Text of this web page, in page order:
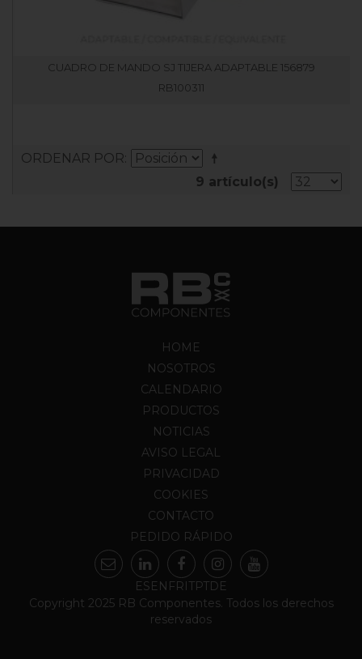
CUADRO DE MANDO SJ TIJERA ADAPTABLE 156879
RB100311
ORDENAR POR
9 artículo(s)
HOME
NOSOTROS
CALENDARIO
PRODUCTOS
NOTICIAS
AVISO LEGAL
PRIVACIDAD
COOKIES
CONTACTO
PEDIDO RÁPIDO
ES EN FR ITPTDE
Copyright 2025 RB Componentes. Todos los derechos
reservados